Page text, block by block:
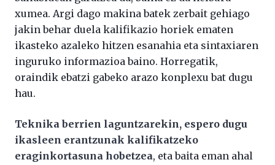
xumea. Argi dago makina batek zerbait gehiago
jakin behar duela kalifikazio horiek ematen
ikasteko azaleko hitzen esanahia eta sintaxiaren
inguruko informazioa baino. Horregatik,
oraindik ebatzi gabeko arazo konplexu bat dugu
hau.
Teknika berrien laguntzarekin, espero dugu
ikasleen erantzunak kalifikatzeko
eraginkortasuna hobetzea, eta baita eman ahal